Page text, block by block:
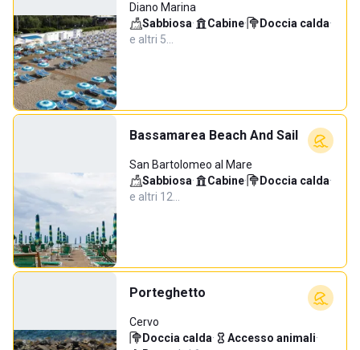
Diano Marina
Sabbiosa· Cabine· Doccia calda·
e altri 5…
Bassamarea Beach And Sail
San Bartolomeo al Mare
Sabbiosa· Cabine· Doccia calda·
e altri 12…
Porteghetto
Cervo
Doccia calda· Accesso animali·